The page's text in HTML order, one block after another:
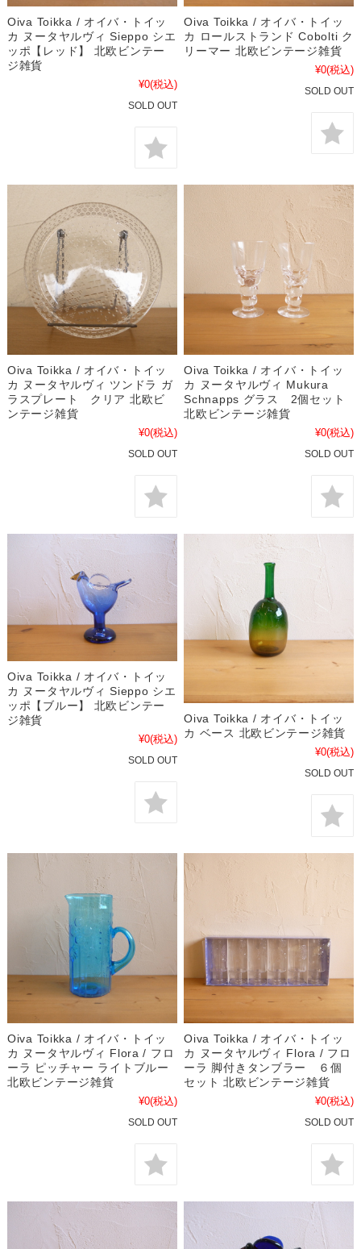
Oiva Toikka / オイバ・トイッ
カ ヌータヤルヴィ Sieppo シエ
ッポ【レッド】 北欧ビンテー
ジ雑貨
¥0(税込)
SOLD OUT
Oiva Toikka / オイバ・トイッ
カ ロールストランド Cobolti ク
リーマー 北欧ビンテージ雑貨
¥0(税込)
SOLD OUT
Oiva Toikka / オイバ・トイッ
カ ヌータヤルヴィ ツンドラ ガ
ラスプレート クリア 北欧ビ
ンテージ雑貨
¥0(税込)
SOLD OUT
Oiva Toikka / オイバ・トイッ
カ ヌータヤルヴィ Mukura
Schnapps グラス 2個セット
北欧ビンテージ雑貨
¥0(税込)
SOLD OUT
Oiva Toikka / オイバ・トイッ
カ ヌータヤルヴィ Sieppo シエ
ッポ【ブルー】 北欧ビンテー
ジ雑貨
¥0(税込)
SOLD OUT
Oiva Toikka / オイバ・トイッ
カ ベース 北欧ビンテージ雑貨
¥0(税込)
SOLD OUT
Oiva Toikka / オイバ・トイッ
カ ヌータヤルヴィ Flora / フロ
ーラ ピッチャー ライトブルー
北欧ビンテージ雑貨
¥0(税込)
SOLD OUT
Oiva Toikka / オイバ・トイッ
カ ヌータヤルヴィ Flora / フロ
ーラ 脚付きタンブラー ６個
セット 北欧ビンテージ雑貨
¥0(税込)
SOLD OUT